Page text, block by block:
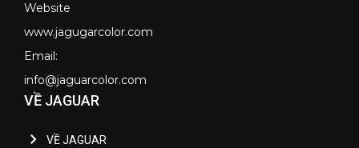
Website
www.jagugarcolor.com
Email:
info@jaguarcolor.com
VỀ JAGUAR
VỀ JAGUAR